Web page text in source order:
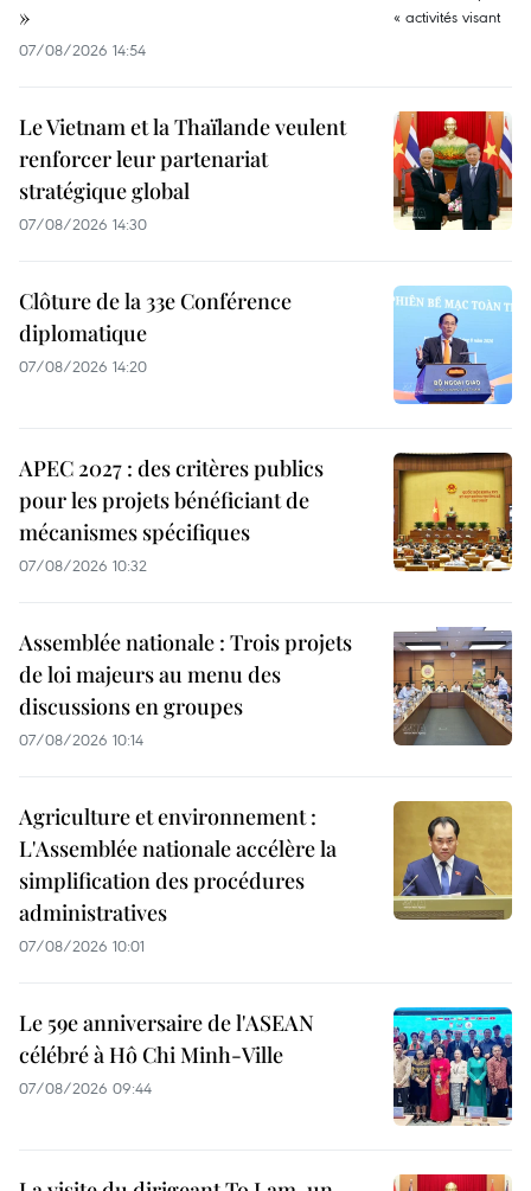
»
07/08/2026 14:54
Le Vietnam et la Thaïlande veulent
renforcer leur partenariat
stratégique global
07/08/2026 14:30
Clôture de la 33e Conférence
diplomatique
07/08/2026 14:20
APEC 2027 : des critères publics
pour les projets bénéficiant de
mécanismes spécifiques
07/08/2026 10:32
Assemblée nationale : Trois projets
de loi majeurs au menu des
discussions en groupes
07/08/2026 10:14
Agriculture et environnement :
L'Assemblée nationale accélère la
simplification des procédures
administratives
07/08/2026 10:01
Le 59e anniversaire de l'ASEAN
célébré à Hô Chi Minh-Ville
07/08/2026 09:44